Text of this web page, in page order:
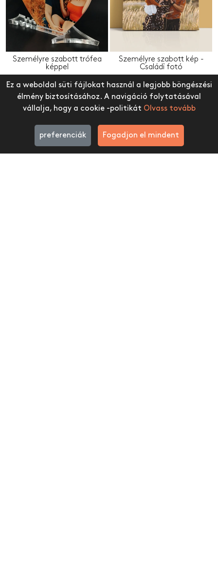
Személyre szabott trófea
képpel
3.499 Ft
Személyre szabott kép -
Családi fotó
13.599 Ft
Ez a weboldal süti fájlokat használ a legjobb böngészési
élmény biztosításához. A navigáció folytatásával
vállalja, hogy a cookie -politikát Olvass tovább
preferenciák Fogadjon el mindent